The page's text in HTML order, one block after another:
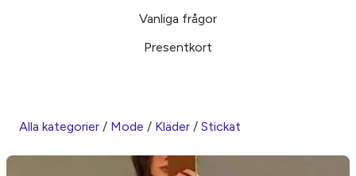
Vanliga frågor
Presentkort
Alla kategorier / Mode / Kläder / Stickat